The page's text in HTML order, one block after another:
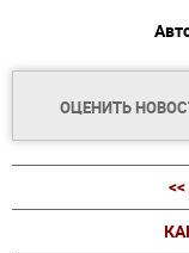
ОЦЕНИТЬ